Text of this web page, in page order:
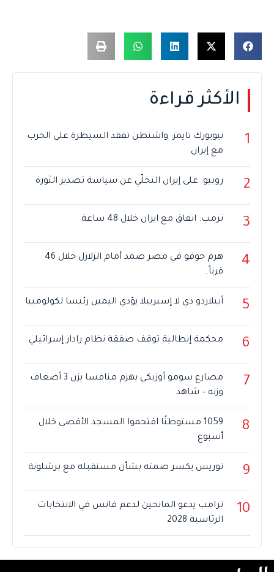
الأكثر قراءة
1
نيويورك تايمز: واشنطن تفقد السيطرة على الحرب
مع إيران
2 روبيو: على إيران التخلّي عن سياسة تصدير الثورة
3 ترمب: اتفاق مع ايران خلال 48 ساعة
4
هرم خوفو في مصر صمد أمام الزلازل خلال 46
قرناً..
5 أبيلاردو دي لا إسبرييلا يؤدي اليمين رئيسا لكولومبيا
6 محكمة إيطالية توقف صفقة نظام رادار إسرائيلي
7
مصارع سومو أوزبكي يهزم منافسا يزن 3 أضعاف
وزنه – شاهد
8
1059 مستوطنًا اقتحموا المسجد الأقصى خلال
أسبوع
9 توريس يكسر صمته بشأن مستقبله مع برشلونة
10
ترامب يدعو المانحين لدعم فانس في الانتخابات
الرئاسية 2028